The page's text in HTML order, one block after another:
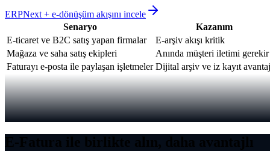
ERPNext + e-dönüşüm akışını incele
Senaryo
Kazanım
E-ticaret ve B2C satış yapan firmalar
E-arşiv akışı kritik
Mağaza ve saha satış ekipleri
Anında müşteri iletimi gerekir
Faturayı e-posta ile paylaşan işletmeler Dijital arşiv ve iz kayıt
E-Fatura ile birlikte alın, daha avantajlı